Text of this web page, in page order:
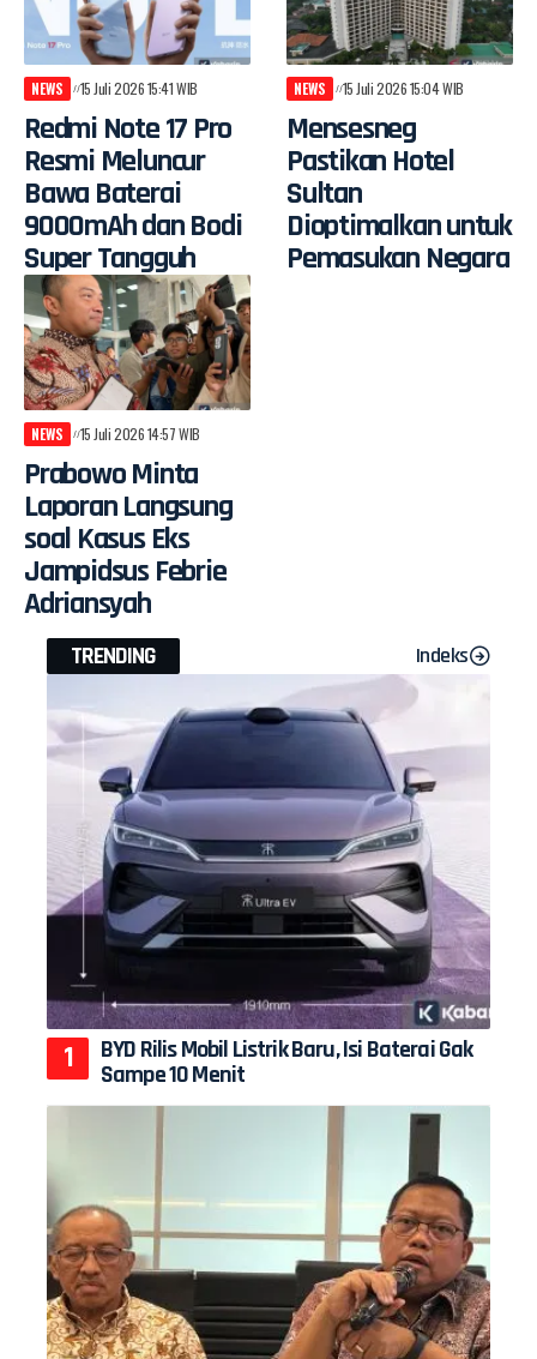
NEWS 15 Juli 2026 15:41 WIB
Redmi Note 17 Pro
Resmi Meluncur
Bawa Baterai
9000mAh dan Bodi
Super Tangguh
NEWS 15 Juli 2026 15:04 WIB
Mensesneg
Pastikan Hotel
Sultan
Dioptimalkan untuk
Pemasukan Negara
NEWS 15 Juli 2026 14:57 WIB
Prabowo Minta
Laporan Langsung
soal Kasus Eks
Jampidsus Febrie
Adriansyah
TRENDING Indeks
BYD Rilis Mobil Listrik Baru, Isi Baterai Gak
Sampe 10 Menit